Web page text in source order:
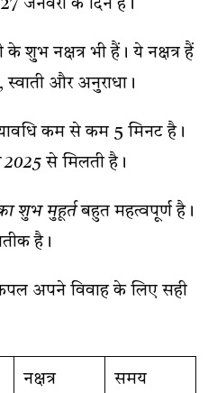
जनवरी के दिन हैं।
शुभ नक्षत्र भी हैं। ये नक्षत्र हैं
स्वाती और अनुराधा।
कम से कम 5 मिनट है।
2025 से मिलती है।
शुभ मुहूर्तबहुत महत्वपूर्ण है।
है।
अपने विवाह के लिए सही
नक्षत्र समय